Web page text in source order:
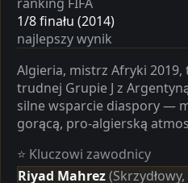
1/8 finału (2014)
najlepszy wynik
Algieria, mistrz Afryki
trudnej Grupie J z
silne wsparcie diaspory —
gorącą, pro-algierską
⭐ Kluczowi zawodnicy
Riyad Mahrez